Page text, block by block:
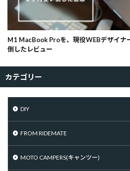
M1 MacBook Proを、現役WEBデザイナ
倒したレビュー
カテゴリー
DIY
FROM RIDEMATE
MOTO CAMPERS(キャンツー)